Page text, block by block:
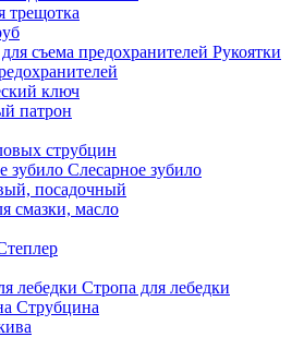
трещотка
Рукоятки
ключ
патрон
струбцин
Слесарное зубило
посадочный
смазки, масло
Стропа для лебедки
Струбцина